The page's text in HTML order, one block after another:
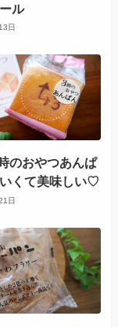
ル
日
のおやつあんぱ
くて美味しい♡
日